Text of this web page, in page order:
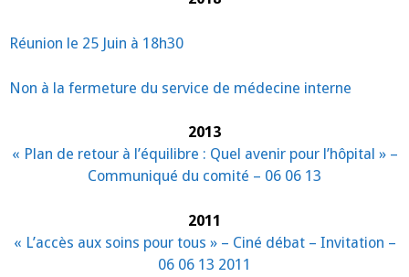
Réunion le 25 Juin à 18h30
Non à la fermeture du service de médecine interne
2013
« Plan de retour à l’équilibre : Quel avenir pour l’hôpital » –
Communiqué du comité – 06 06 13
2011
« L’accès aux soins pour tous » – Ciné débat – Invitation –
06 06 13 2011